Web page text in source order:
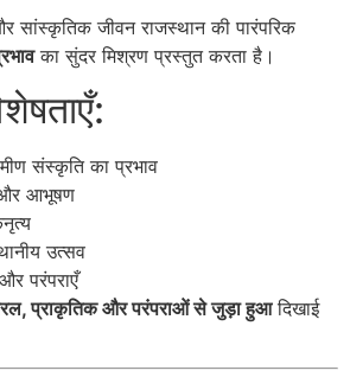
सांस्कृतिक जीवन राजस्थान की पारंपरिक
का सुंदर मिश्रण प्रस्तुत करता है।
संस्कृति का प्रभाव
और आभूषण
उत्सव
परंपराएँ
प्राकृतिक और परंपराओं से जुड़ा हुआदिखाई